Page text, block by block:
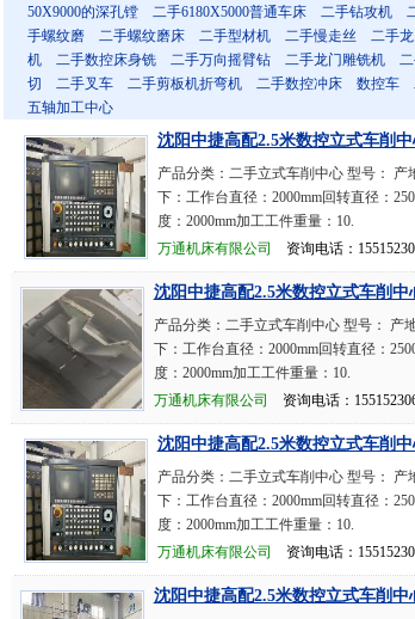
50X9000的深孔镗
二手6180X5000普通车床 二手钻攻机
手螺纹磨
二手螺纹磨床 二手型材机 二手慢走丝 二手
机
二手数控床身铣 二手万向摇臂钻 二手龙门雕铣机
切
二手叉车 二手剪板机折弯机 二手数控冲床 数控车
五轴加工中心
沈阳中捷高配2.5米数控立式车削
产品分类：二手立式车削中心 型号： 产
下：工作台直径：2000mm回转直径：
度：2000mm加工工件重量：10.
万通机床有限公司
资询电话：
沈阳中捷高配2.5米数控立式车削中
产品分类：二手立式车削中心 型号： 产
下：工作台直径：2000mm回转直径：
度：2000mm加工工件重量：10.
万通机床有限公司
资询电话：
沈阳中捷高配2.5米数控立式车削
产品分类：二手立式车削中心 型号： 产
下：工作台直径：2000mm回转直径：
度：2000mm加工工件重量：10.
万通机床有限公司
资询电话：
沈阳中捷高配2.5米数控立式车削中